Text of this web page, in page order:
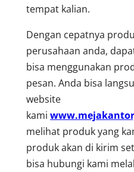
tempat kalian.
Dengan cepatnya
perusahaan anda,
bisa menggunakan
pesan. Anda bisa
website
kami
melihat produk yang
produk akan di kirim
bisa hubungi kami